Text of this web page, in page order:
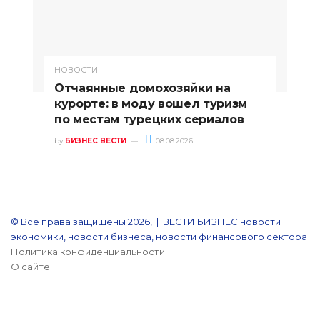
НОВОСТИ
Отчаянные домохозяйки на
курорте: в моду вошел туризм
по местам турецких сериалов
by БИЗНЕС ВЕСТИ 08.08.2026
© Все права защищены 2026, | ВЕСТИ БИЗНЕС новости
экономики, новости бизнеса, новости финансового сектора
Политика конфиденциальности
О сайте